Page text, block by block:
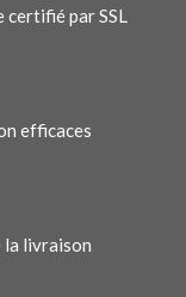
certifié par SSL
efficaces
la livraison